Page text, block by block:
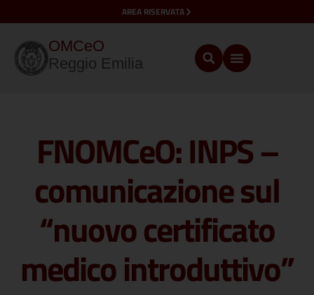
AREA RISERVATA
OMCeO
Reggio Emilia
FNOMCeO: INPS –
comunicazione sul
“nuovo certificato
medico introduttivo”